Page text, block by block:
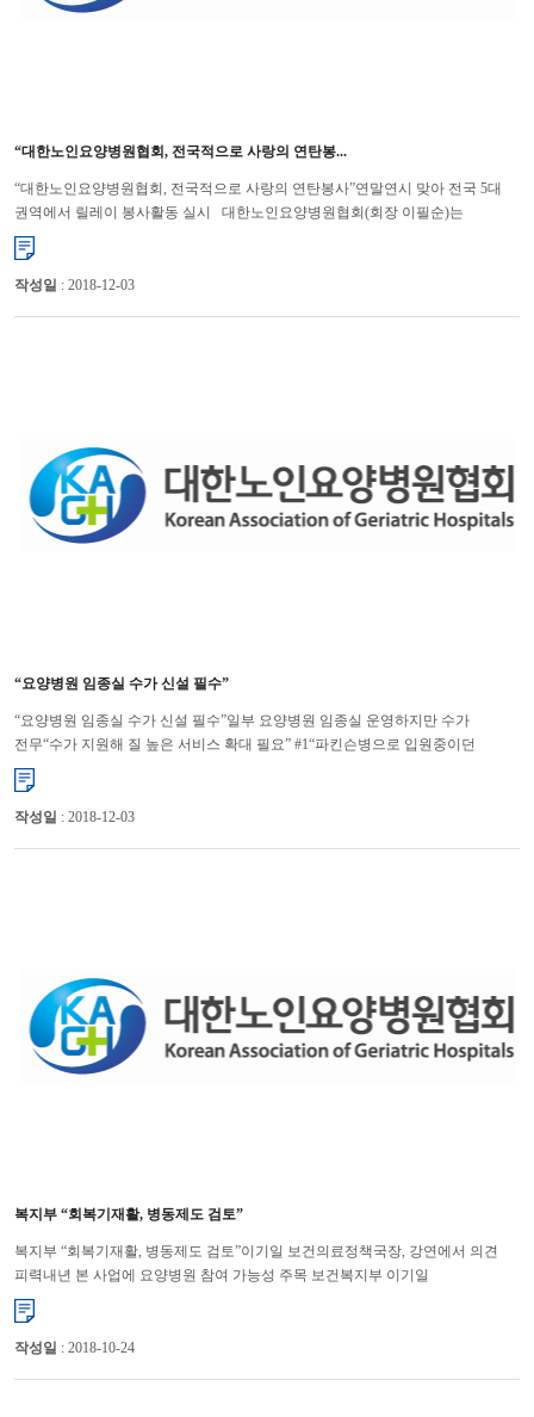
“대한노인요양병원협회, 전국적으로 사랑의 연탄봉...
“대한노인요양병원협회, 전국적으로 사랑의 연탄봉사”연말연시 맞아 전국 5대
권역에서 릴레이 봉사활동 실시 대한노인요양병원협회(회장 이필순)는
연말연시를 맞아 경제적으로 어려움을 겪고 있는 저소득층 ...
작성일 : 2018-12-03
“요양병원 임종실 수가 신설 필수”
“요양병원 임종실 수가 신설 필수”일부 요양병원 임종실 운영하지만 수가
전무“수가 지원해 질 높은 서비스 확대 필요” #1“파킨슨병으로 입원중이던
어머니. 어느 날 병원으로부터 어머니가 위독하다는 연락을 받고, ...
작성일 : 2018-12-03
복지부 “회복기재활, 병동제도 검토”
복지부 “회복기재활, 병동제도 검토”이기일 보건의료정책국장, 강연에서 의견
피력내년 본 사업에 요양병원 참여 가능성 주목 보건복지부 이기일
보건의료정책국장은 회복기재활과 관련, 급성기병원 뿐만 아니라 요양병...
작성일 : 2018-10-24